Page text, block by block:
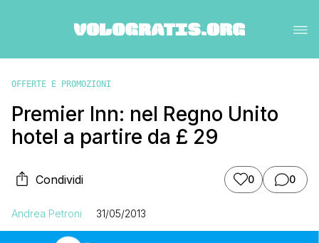
OFFERTE E PROMOZIONI
Premier Inn: nel Regno Unito
hotel a partire da £ 29
Condividi 0 0
Andrea Petroni 31/05/2013